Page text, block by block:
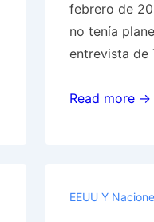
febrero de
no tenía
entrevista de
DW
Read more →
EEUU Y